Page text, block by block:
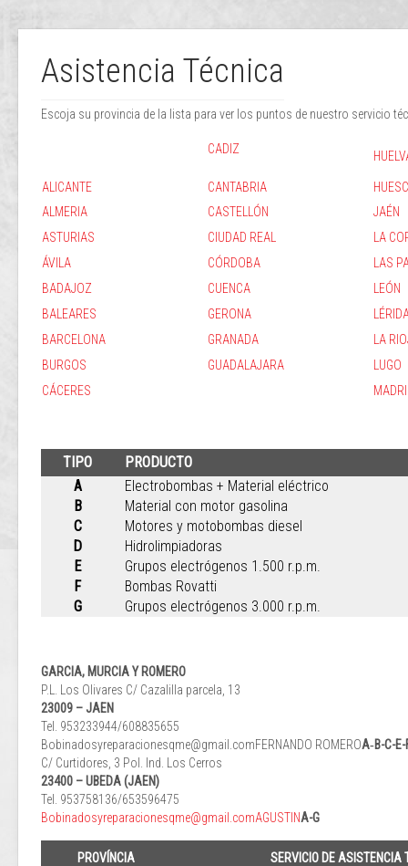
Asistencia Técnica
Escoja su provincia de la lista para ver los puntos de nuestro servicio
CADIZ
ALICANTE CANTABRIA
ALMERIA
CASTELLÓN
JAÉN
ASTURIAS
CIUDAD REAL
LA
ÁVILA
CÓRDOBA
LAS
BADAJOZ
CUENCA
LEÓN
BALEARES
GERONA
BARCELONA
GRANADA
LA
BURGOS
GUADALAJARA
LUGO
CÁCERES
TIPO
PRODUCTO
A
Electrobombas + Material eléctrico
B
Material con motor gasolina
C
Motores y motobombas diesel
D
Hidrolimpiadoras
E
Grupos electrógenos 1.500 r.p.m.
F
Bombas Rovatti
G
Grupos electrógenos 3.000 r.p.m.
GARCIA, MURCIA Y ROMERO
P.L. Los Olivares C/ Cazalilla parcela, 13
23009 – JAEN
Tel. 953233944/608835655
Bobinadosyreparacionesqme@gmail.comFERNANDO ROMEROA‐B-C-E-
C/ Curtidores, 3 Pol. Ind. Los Cerros
23400 – UBEDA (JAEN)
Tel. 953758136/653596475
Bobinadosyreparacionesqme@gmail.comAGUSTINA-G
PROVÍNCIA SERVICIO DE ASISTENCIA